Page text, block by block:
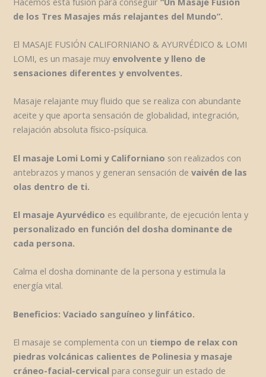
de los Tres Masajes más relajantes del Mundo”.
El MASAJE FUSIÓN CALIFORNIANO & AYURVÉDICO & LOMI
LOMI, es un masaje muy envolvente y lleno de
sensaciones diferentes y envolventes.
Masaje relajante muy fluido que se realiza con abundante
aceite y que aporta sensación de globalidad, integración,
relajación absoluta físico-psíquica.
El masaje Lomi Lomi y Californiano son realizados con
antebrazos y manos y generan sensación devaivén de las
olas dentro de ti.
El masaje Ayurvédico es equilibrante, de ejecución lenta y
personalizado en función del dosha dominante de
cada persona.
Calma el dosha dominante de la persona y estimula la
energía vital.
Beneficios: Vaciado sanguíneo y linfático.
El masaje se complementa con un tiempo de relax con
piedras volcánicas calientes de Polinesia y masaje
cráneo-facial-cervical para conseguir un estado de